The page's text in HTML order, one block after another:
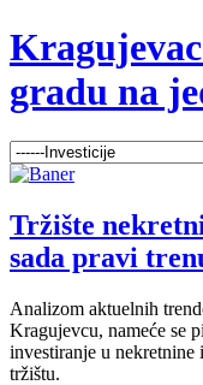
gradu na
Tržište
sada pravi
Analizom aktuelnih
Kragujevcu, nameće se
investiranje u
tržištu.